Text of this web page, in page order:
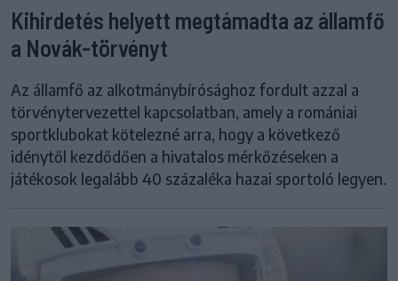
Kihirdetés helyett megtámadta az államfő
a Novák-törvényt
Az államfő az alkotmánybírósághoz fordult azzal a
törvénytervezettel kapcsolatban, amely a romániai
sportklubokat kötelezné arra, hogy a következő
idénytől kezdődően a hivatalos mérkőzéseken a
játékosok legalább 40 százaléka hazai sportoló legyen.